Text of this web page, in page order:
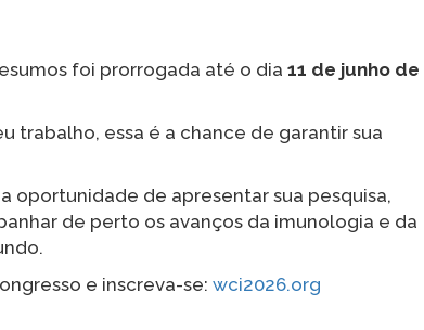
foi prorrogada até o dia 11 de junho de
trabalho, essa é a chance de garantir sua
oportunidade de apresentar sua pesquisa,
de perto os avanços da imunologia e da
e inscreva-se: wci2026.org